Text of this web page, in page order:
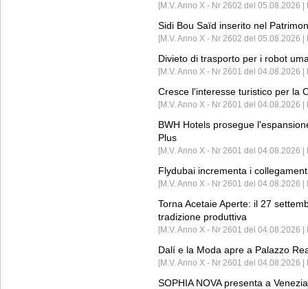
[M.V. Anno X - Nr 2602 del 05.08.2026
Sidi Bou Saïd inserito nel
[M.V. Anno X - Nr 2602 del 05.08.2026
Divieto di trasporto per i robot
[M.V. Anno X - Nr 2601 del 04.08.2026
Cresce l'interesse turistico per la
[M.V. Anno X - Nr 2601 del 04.08.2026 |
BWH Hotels prosegue
Plus
[M.V. Anno X - Nr 2601 del 04.08.2026 |
Flydubai incrementa i
[M.V. Anno X - Nr 2601 del 04.08.2026 |
Torna Acetaie Aperte: il 27
tradizione produttiva
[M.V. Anno X - Nr 2601 del 04.08.2026 |
Dalí e la Moda apre a Palazzo
[M.V. Anno X - Nr 2601 del 04.08.2026 |
SOPHIA NOVA presenta a